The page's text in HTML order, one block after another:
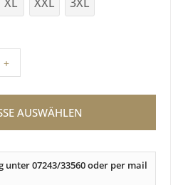
+
AUSWÄHLEN
unter 07243/33560 oder per mail